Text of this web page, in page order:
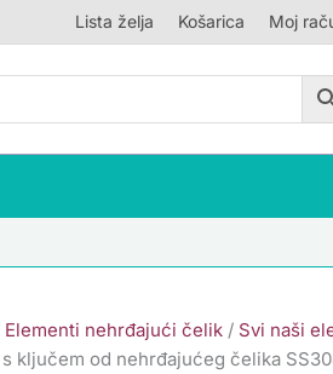
Lista želja Košarica Moj
Elementi nehrđajući čelik/ Svi naši
ključem od nehrđajućeg čelika